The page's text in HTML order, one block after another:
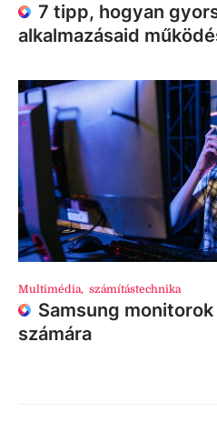
7 tipp, hogyan
alkalmazásaid
Multimédia, számítástechnika
Samsung
számára